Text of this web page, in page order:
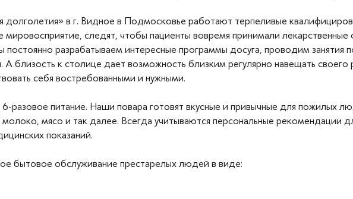
в г. Видное в Подмосковье работают терпеливые
следят, чтобы пациенты вовремя принимали
постоянно разрабатываем интересные программы досуга, проводим
близость к столице дает возможность близким регулярно навещать
себя востребованными и нужными.
разовое питание. Наши повара готовят вкусные и привычные для пожилых
мясо и так далее. Всегда учитываются персональные
показаний.
бытовое обслуживание престарелых людей в виде: